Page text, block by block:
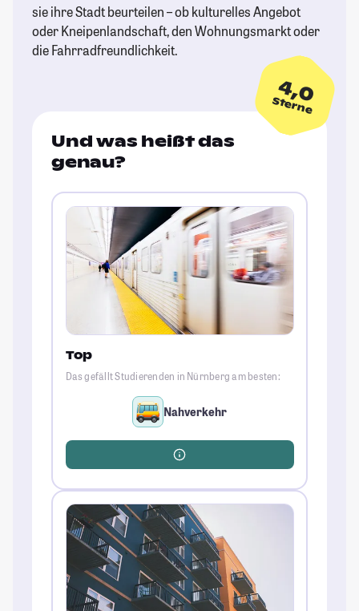
sie ihre Stadt beurteilen – ob kulturelles Angebot
oder Kneipenlandschaft, den Wohnungsmarkt oder
die Fahrradfreundlichkeit.
4,0
Sterne
Und was heißt das
genau?
Top
Das gefällt Studierenden in Nürnberg am besten:
Nahverkehr